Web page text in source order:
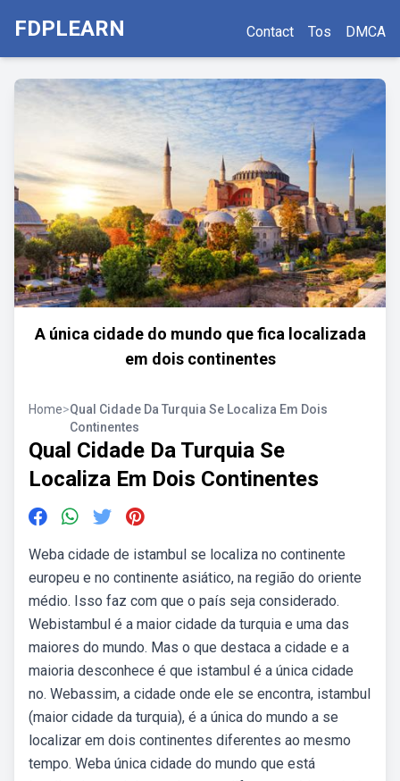
FDPLEARN Contact Tos DMCA
A única cidade do mundo que fica localizada
em dois continentes
Home>Qual Cidade Da Turquia Se Localiza Em Dois
Continentes
Qual Cidade Da Turquia Se
Localiza Em Dois Continentes
Weba cidade de istambul se localiza no continente
europeu e no continente asiático, na região do oriente
médio. Isso faz com que o país seja considerado.
Webistambul é a maior cidade da turquia e uma das
maiores do mundo. Mas o que destaca a cidade e a
maioria desconhece é que istambul é a única cidade
no. Webassim, a cidade onde ele se encontra, istambul
(maior cidade da turquia), é a única do mundo a se
localizar em dois continentes diferentes ao mesmo
tempo. Weba única cidade do mundo que está